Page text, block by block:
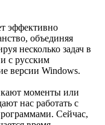
эффективно
объединяя
несколько задач в
с русским
версии Windows.
моменты или
нас работать с
Сейчас,